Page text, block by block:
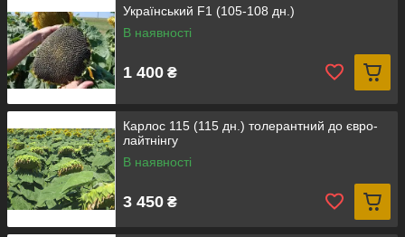
Український F1 (105-108 дн.)
В наявності
1 400 ₴
Карлос 115 (115 дн.) толерантний до євро-
лайтнінгу
В наявності
3 450 ₴